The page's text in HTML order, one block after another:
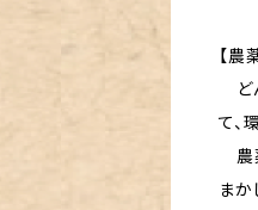
【農
ど
て、
農
まか